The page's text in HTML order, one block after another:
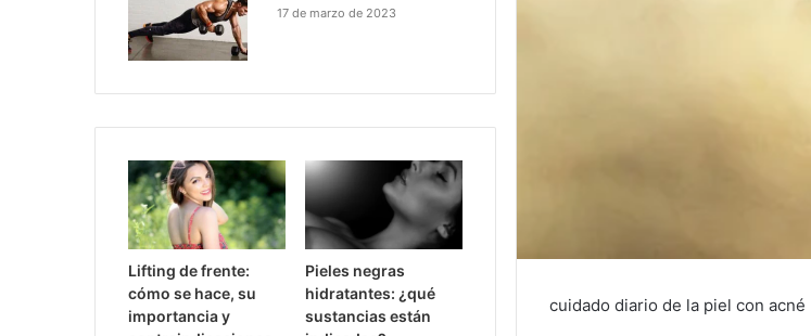
cuidado diario de la piel con acné |
17 de marzo de 2023
Lifting de frente:
cómo se hace, su
importancia y
Pieles negras
hidratantes: ¿qué
sustancias están